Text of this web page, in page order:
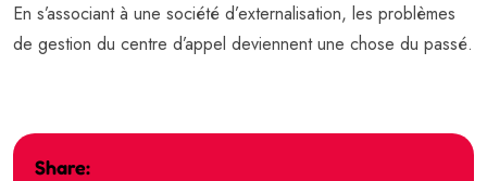
En s’associant à une société d’externalisation, les problèmes
de gestion du centre d’appel deviennent une chose du passé.
Share: